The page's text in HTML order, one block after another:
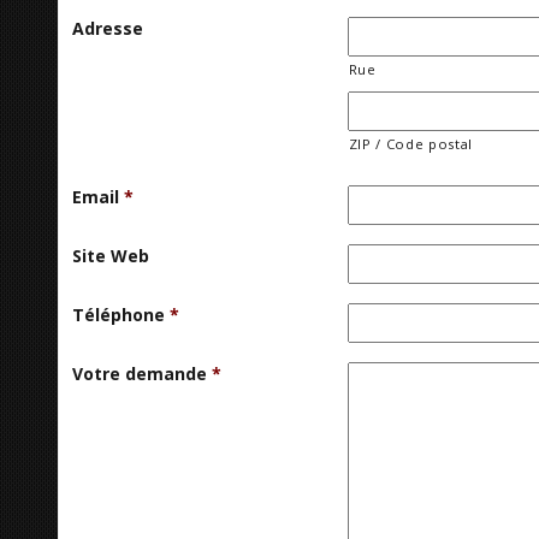
Adresse
Rue
ZIP / Code postal
Email *
Site Web
Téléphone *
Votre demande *